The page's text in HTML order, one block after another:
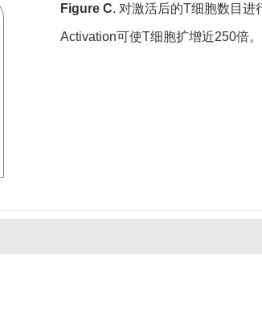
Figure C. 对激活后的T细胞数目进
Activation可使T细胞扩增近250倍。